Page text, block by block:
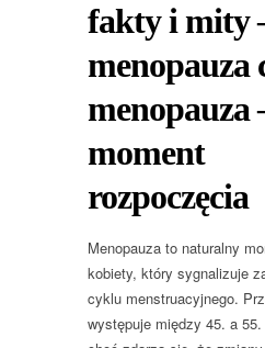
fakty i mity
menopauza
menopauza
moment
rozpoczęcia
Menopauza to naturalny
kobiety, który sygnalizuje
cyklu menstruacyjnego.
występuje między 45. a